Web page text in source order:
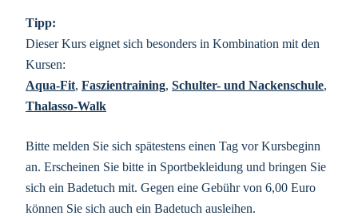
Tipp:
Dieser Kurs eignet sich besonders in Kombination mit den
Kursen:
Aqua-Fit, Faszientraining, Schulter- und Nackenschule,
Thalasso-Walk
Bitte melden Sie sich spätestens einen Tag vor Kursbeginn
an. Erscheinen Sie bitte in Sportbekleidung und bringen Sie
sich ein Badetuch mit. Gegen eine Gebühr von 6,00 Euro
können Sie sich auch ein Badetuch ausleihen.